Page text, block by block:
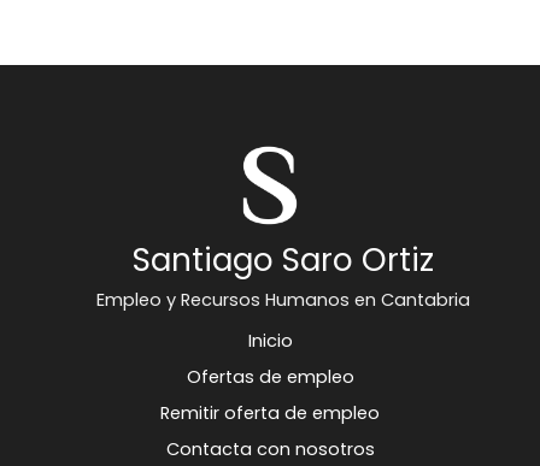
Santiago Saro Ortiz
Empleo y Recursos Humanos en Cantabria
Inicio
Ofertas de empleo
Remitir oferta de empleo
Contacta con nosotros